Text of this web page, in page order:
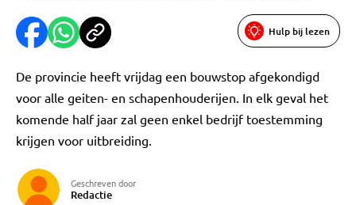
Hulp bij lezen
De provincie heeft vrijdag een bouwstop afgekondigd
voor alle geiten- en schapenhouderijen. In elk geval het
komende half jaar zal geen enkel bedrijf toestemming
krijgen voor uitbreiding.
Geschreven door
Redactie